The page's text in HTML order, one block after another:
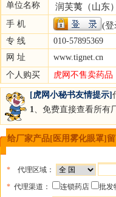
单位名称
润芙荑（山东
手 机 (登
专 线
010-57895369
网 址
www.tignet.cn
个人购买
虎网不售卖药品
[虎网小秘书友情提示]
1、免费直接查看所有
给厂家产品[医用雾化眼罩]
* 代理区域：
* 代理渠道： 连锁药店 批发